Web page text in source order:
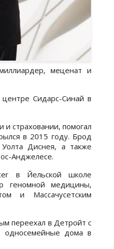
меценат и
Сидарс-Синай в
страховании, помогал
в 2015 году. Брод
Уолта Диснея, а также
Анджелесе.
в Йельской школе
геномной медицины,
и Массачусетским
переехал в Детройт с
односемейные дома в